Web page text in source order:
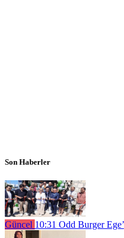
Son Haberler
Güncel 10:31 Odd Burger